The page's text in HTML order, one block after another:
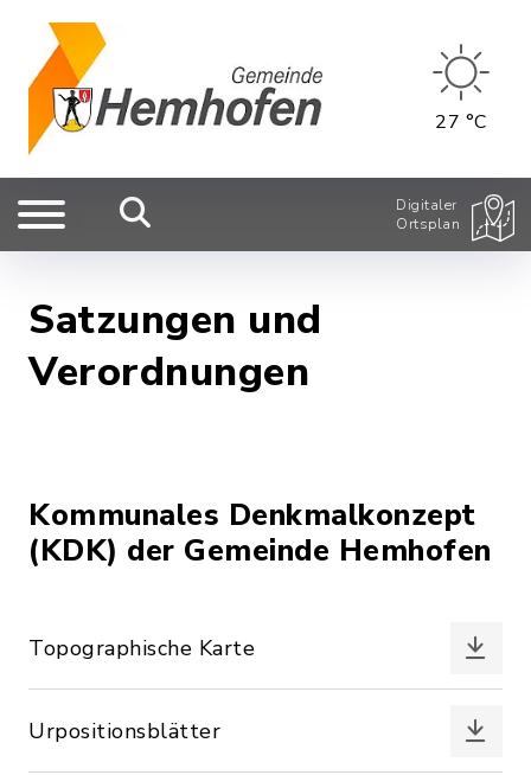
27 °C
Digitaler
Ortsplan
Satzungen und
Verordnungen
Kommunales Denkmalkonzept
(KDK) der Gemeinde Hemhofen
Topographische Karte
Urpositionsblätter